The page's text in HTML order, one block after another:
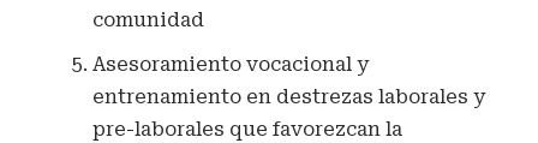
comunidad
Asesoramiento vocacional y
entrenamiento en destrezas laborales y
pre-laborales que favorezcan la